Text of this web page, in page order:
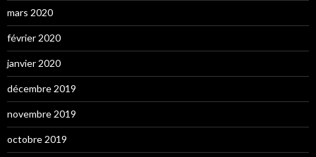
mars 2020
février 2020
janvier 2020
décembre 2019
novembre 2019
octobre 2019